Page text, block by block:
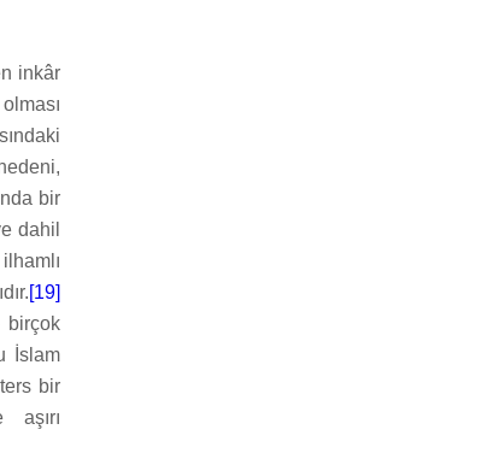
inkâr
bir
dahil
[19]
birçok
İslam
bir